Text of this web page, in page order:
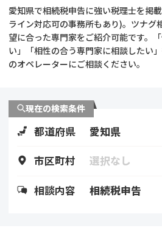
相
遺留
相続
コ
相
相続
愛知県で相続税申告に強い税理士を掲
ライン対応可の事務所もあり)。ツナグ
望に合った専門家をご紹介可能です。
い」「相性の合う専門家に相談したい
のオペレーターにご相談ください。
現在の検索条件
都道府県 愛知県
市区町村 選択なし
相談内容 相続税申告